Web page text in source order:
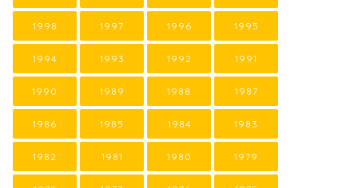
1998 1997 1996 1995
1994 1993 1992 1991
1990 1989 1988 1987
1986 1985 1984 1983
1982 1981 1980 1979